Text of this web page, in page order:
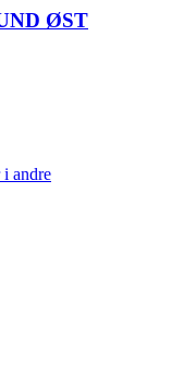
ØST
andre